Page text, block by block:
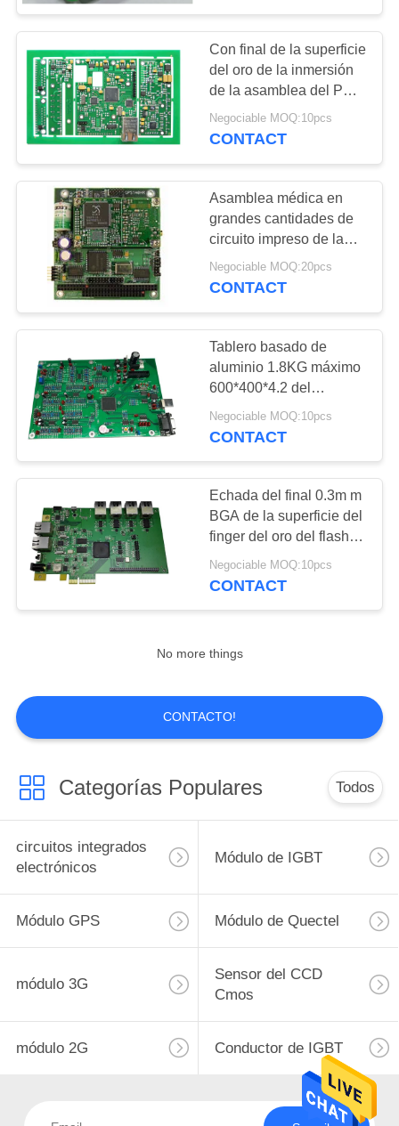
PRIVACIDAD
módulo 3G
Sensor del CCD
Cmos
16
módulo 2G
3
Conductor de IGBT
Retransmisión de
TE
módulo de gprs
GSM
6
Con final de la superficie
del oro de la inmersión
de la asamblea del PWB
del agujero con servicio
de la INMERSIÓN de
Negociable MOQ:10pcs
CONTACT
Asamblea médica en
grandes cantidades de
circuito impreso de la
asamblea del PWB de 4
capas
Negociable MOQ:20pcs
CONTACT
Tablero basado de
aluminio 1.8KG máximo
600*400*4.2 del
carcelero del PWB de la
asamblea completa del
Negociable MOQ:10pcs
CONTACT
Echada del final 0.3m m
BGA de la superficie del
finger del oro del flash
de la asamblea del
tablero del PWB FR-4
Negociable MOQ:10pcs
CONTACT
No more things
CONTACTO!
Categorías Populares Todos
circuitos integrados
electrónicos
Módulo de IGBT
Módulo GPS Módulo de Quectel
módulo 3G
Sensor del CCD
Cmos
módulo 2G Conductor de IGBT